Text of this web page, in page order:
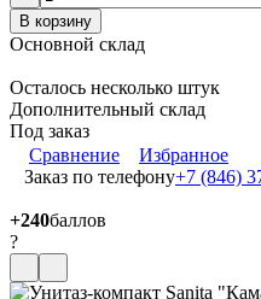
В корзину
Основной склад
Осталось несколько штук
Дополнительный склад
Под заказ
Сравнение
Избранное
Заказ по телефону+7 (846)
+240баллов
?